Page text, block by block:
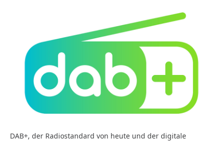
DAB+, der Radiostandard von heute und der digitale